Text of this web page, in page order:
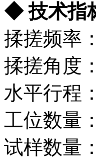
◆技术指
揉搓频率
揉搓角度
水平行程
工位数量
试样数量